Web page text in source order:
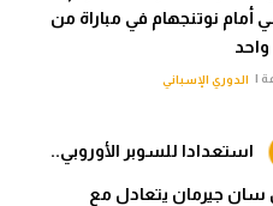
أمام نوتنجهام في مباراة من
| الدوري الإسباني
استعدادا للسوبر الأوروبي..
سان جيرمان يتعادل مع